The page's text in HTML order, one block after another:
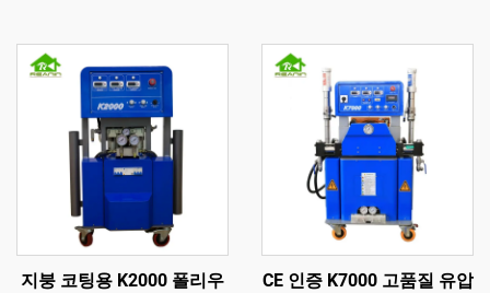
지붕 코팅용 K2000 폴리우
CE 인증 K7000 고품질 유압